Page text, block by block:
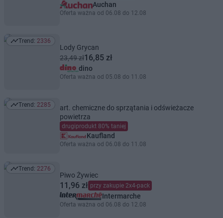
Auchan
Oferta ważna od 06.08 do 12.08
Trend: 2336
Trend: 2336
Lody Grycan
23,49 zł16,85 zł
dino
Oferta ważna od 05.08 do 11.08
Trend: 2285
Trend: 2285
art. chemiczne do sprzątania i odświeżacze
powietrza
drugiprodukt 80% taniej
Kaufland
Oferta ważna od 06.08 do 11.08
Trend: 2276
Trend: 2276
Piwo Żywiec
11,96 zł przy zakupie 2x4-pack
Intermarche
Oferta ważna od 06.08 do 12.08